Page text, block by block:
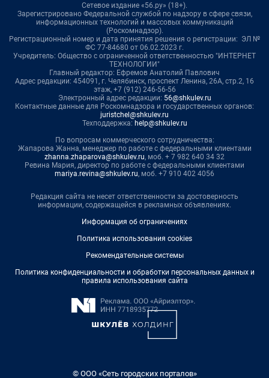
Сетевое издание «56.ру» (18+).
Зарегистрировано Федеральной службой по надзору в сфере связи,
информационных технологий и массовых коммуникаций
(Роскомнадзор).
Регистрационный номер и дата принятия решения о регистрации: ЭЛ №
ФС 77-84680 от 06.02.2023 г.
Учредитель: Общество с ограниченной ответственностью "ИНТЕРНЕТ
ТЕХНОЛОГИИ"
Главный редактор: Ефремов Анатолий Павлович
Адрес редакции: 454091, г. Челябинск, проспект Ленина, 26А, стр.2, 16
этаж, +7 (912) 246-56-56
Электронный адрес редакции: 56@shkulev.ru
Контактные данные для Роскомнадзора и государственных органов:
juristchel@shkulev.ru
Техподдержка: help@shkulev.ru
По вопросам коммерческого сотрудничества:
Жапарова Жанна, менеджер по работе с федеральными клиентами
zhanna.zhaparova@shkulev.ru, моб. + 7 982 640 34 32
Ревина Мария, директор по работе с федеральными клиентами
mariya.revina@shkulev.ru, моб. +7 910 402 4056
Редакция сайта не несет ответственности за достоверность
информации, содержащейся в рекламных объявлениях.
Информация об ограничениях
Политика использования cookies
Рекомендательные системы
Политика конфиденциальности и обработки персональных данных и
правила использования сайта
© ООО «Сеть городских порталов»